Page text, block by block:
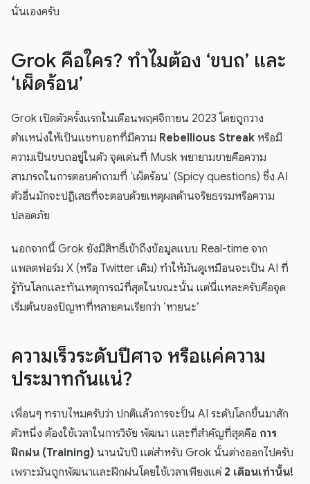
นั่นเองครับ
Grok คือใคร? ทำไมต้อง ‘ขบถ’ และ
‘เผ็ดร้อน’
Grok เปิดตัวครั้งแรกในเดือนพฤศจิกายน 2023 โดยถูกวาง
ตำแหน่งให้เป็นแชทบอทที่มีความ Rebellious Streak หรือมี
ความเป็นขบถอยู่ในตัว จุดเด่นที่ Musk พยายามขายคือความ
สามารถในการตอบคำถามที่ ‘เผ็ดร้อน’ (Spicy questions) ซึ่ง AI
ตัวอื่นมักจะปฏิเสธที่จะตอบด้วยเหตุผลด้านจริยธรรมหรือความ
ปลอดภัย
นอกจากนี้ Grok ยังมีสิทธิ์เข้าถึงข้อมูลแบบ Real-time จาก
แพลตฟอร์ม X (หรือ Twitter เดิม) ทำให้มันดูเหมือนจะเป็น AI ที่
รู้ทันโลกและทันเหตุการณ์ที่สุดในขณะนั้น แต่นี่แหละครับคือจุด
เริ่มต้นของปัญหาที่หลายคนเรียกว่า ‘หายนะ’
ความเร็วระดับปีศาจ หรือแค่ความ
ประมาทกันแน่?
เพื่อนๆ ทราบไหมครับว่า ปกติแล้วการจะปั้น AI ระดับโลกขึ้นมาสัก
ตัวหนึ่ง ต้องใช้เวลาในการวิจัย พัฒนา และที่สำคัญที่สุดคือ การ
ฝึกฝน (Training) นานนับปี แต่สำหรับ Grok นั้นต่างออกไปครับ
เพราะมันถูกพัฒนาและฝึกฝนโดยใช้เวลาเพียงแค่ 2 เดือนเท่านั้น!